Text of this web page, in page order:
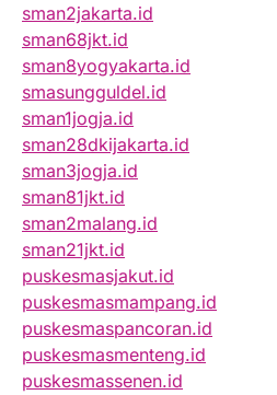
sman2jakarta.id
sman68jkt.id
sman8yogyakarta.id
smasungguldel.id
sman1jogja.id
sman28dkijakarta.id
sman3jogja.id
sman81jkt.id
sman2malang.id
sman21jkt.id
puskesmasjakut.id
puskesmasmampang.id
puskesmaspancoran.id
puskesmasmenteng.id
puskesmassenen.id